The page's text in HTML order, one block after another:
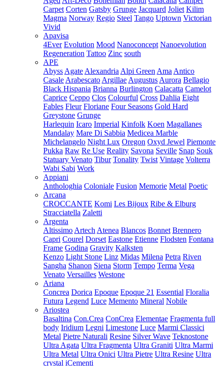
Carpet Corten Gatsby Grunge Jacquard Joliet Kilim
Magma Norway Regio Steel Tango Uptown Victorian
Vivid
Apavisa
4Ever Evolution Mood Nanoconcept Nanoevolution
Regeneration Tattoo Zinc south
APE
Abyss Agate Alexandria Alpi Green Ama Antico
Casale Arabescato Argillae Augustus Aurora Bellagio
Black Hispania Brianna Burlington Calacatta Camelot
Caprice Ceppo Clos Colourful Cross Dahlia Eight
Fables Fleur Floriane Four Seasons Gold Hard
Greystone Grunge
Harlequin Icaro Imperial Kinfolk Koen Magallanes
Mandalay Mare Di Sabbia Medicea Marble
Michelangelo Night Lux Oregon Oxyd Jewel Piemonte
Pukka Raw Re Use Reality Savona Seville Snap Souk
Statuary Venato Tibur Tonality Twist Vintage Volterra
Wabi Sabi Work
Appiani
Anthologhia Coloniale Fusion Memorie Metal Poetic
Arcana
CROCCANTE Komi Les Bijoux Ribe & Elburg
Stracciatella Zaletti
Argenta
Altissimo Artech Atenea Blancos Bonnet Brennero
Capri Courel Dorset Eastone Etienne Flodsten Fontana
Frame Godina Gravity Kalksten
Kenzo Light Stone Linz Midas Milena Petra Riven
Sangha Shanon Siena Storm Tempo Terma Vega
Venato Versailles Westone
Ariana
Concrea Dorica Epoque Epoque 21 Essential Floralia
Futura Legend Luce Memento Mineral Nobile
Ariostea
Basaltina Con.Crea ConCrea Elementae Fragmenta full
body Iridium Legni Limestone Luce Marmi Classici
Metal Pietre Naturali Resine Silver Wave Teknostone
Ultra Agata Ultra Fragmenta Ultra Graniti Ultra Marmi
Ultra Metal Ultra Onici Ultra Pietre Ultra Resine Ultra
crystal iCementi